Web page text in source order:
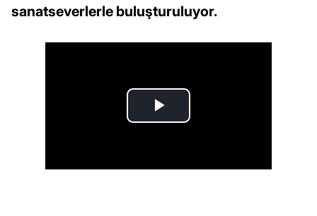
sanatseverlerle buluşturuluyor.